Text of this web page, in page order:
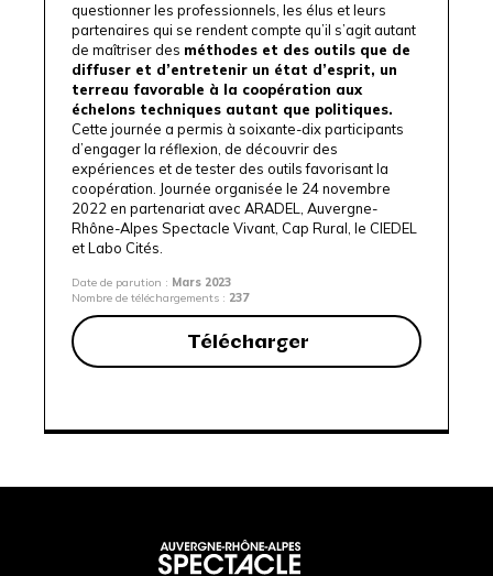
questionner les professionnels, les élus et leurs
partenaires qui se rendent compte qu’il s’agit autant
de maîtriser des méthodes et des outils que de
diffuser et d’entretenir un état d’esprit, un
terreau favorable à la coopération aux
échelons techniques autant que politiques.
Cette journée a permis à soixante-dix participants
d’engager la réflexion, de découvrir des
expériences et de tester des outils favorisant la
coopération. Journée organisée le 24 novembre
2022 en partenariat avec ARADEL
Auvergne-
Rhône-Alpes Spectacle Vivant Cap Rural le CIEDEL
etLabo Cités
Date de parution : Mars 2023
Nombre de téléchargements : 237
Télécharger